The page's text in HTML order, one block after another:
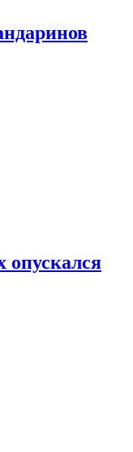
опускался